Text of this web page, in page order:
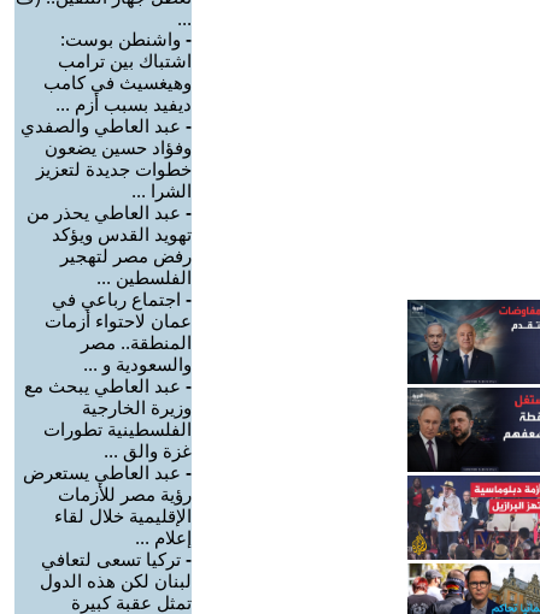
...
- واشنطن بوست:
اشتباك بين ترامب
وهيغسيث في كامب
ديفيد بسبب أزم ...
- عبد العاطي والصفدي
وفؤاد حسين يضعون
خطوات جديدة لتعزيز
الشرا ...
- عبد العاطي يحذر من
تهويد القدس ويؤكد
رفض مصر لتهجير
الفلسطين ...
- اجتماع رباعي في
عمان لاحتواء أزمات
المنطقة.. مصر
والسعودية و ...
- عبد العاطي يبحث مع
وزيرة الخارجية
الفلسطينية تطورات
غزة والق ...
- عبد العاطي يستعرض
رؤية مصر للأزمات
الإقليمية خلال لقاء
إعلام ...
- تركيا تسعى لتعافي
لبنان لكن هذه الدول
تمثل عقبة كبيرة